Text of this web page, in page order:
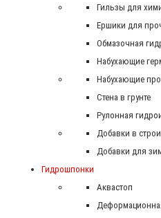
Гильзы для
Ершики для
Обмазочная
Набухающие
Набухающие
Стена в грунте
Рулонная
Добавки в
Добавки для
Гидрошпонки
Аквастоп